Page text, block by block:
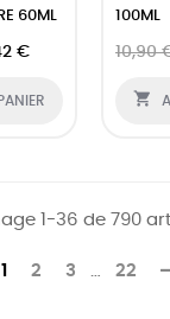
60ML
€
100ML
10,90

1-36 de 790
1 2 3 … 22